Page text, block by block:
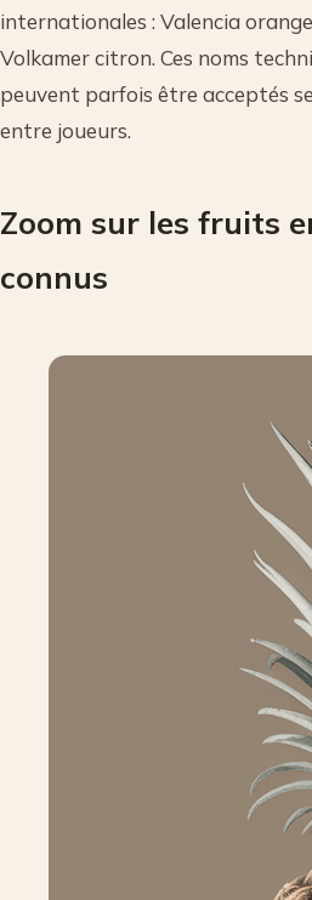
internationales : Valencia
Volkamer citron. Ces noms
peuvent parfois être acceptés
entre joueurs.
Zoom sur les fruits
connus